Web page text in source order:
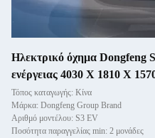
Ηλεκτρικό όχημα Dongfeng
ενέργειας 4030 X 1810 X
Τόπος καταγωγής: Κίνα
Μάρκα: Dongfeng Group Brand
Αριθμό μοντέλου: S3 EV
Ποσότητα παραγγελίας min: 2 μονάδες